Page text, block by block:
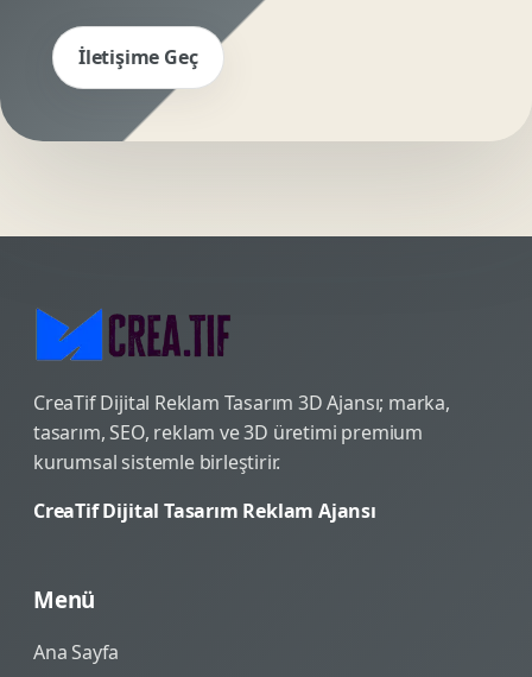
İletişime Geç
CreaTif Dijital Reklam Tasarım 3D Ajansı; marka,
tasarım, SEO, reklam ve 3D üretimi premium
kurumsal sistemle birleştirir.
CreaTif Dijital Tasarım Reklam Ajansı
Menü
Ana Sayfa